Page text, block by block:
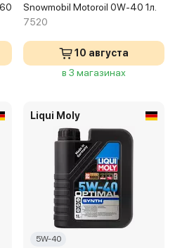
Snowmobil Motoroil 0W-40 1л.
7520
10 августа
в 3 магазинах
Liqui Moly
5W-40